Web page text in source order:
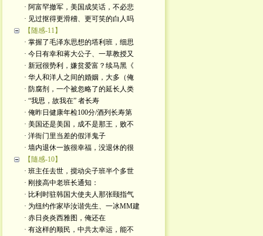
· 阿富罕撤军，美国成笑话，不必悲
· 见过抠得更滑稽、更可笑的白人吗
【随感-11】
· 掌握了毛泽东思想的塔利班，细思
· 今日有幸和蒋大公子、一草教授又
· 新冠很势利，嫌贫爱富？续马黑《
· 华人和洋人之间的婚姻，大多（俺
· 防腐剂，一个被忽略了的延长人类
· “我思，故我在” 者长寿
· 俺昨日健康年检100分/酒列长寿第
· 美国还是美国，成不是那王，败不
· 洋衙门里当差的假洋鬼子
· 墙内退休一族很幸福，没退休的很
【隨感-10】
· 班主任去世，搅动尖子班半个多世
· 刚接高中老班长通知：
· 比利时驻韩国大使夫人那张颐指气
· 为纽约作家毕汝谐先生、一冰MM建
· 赤日炎炎西雅图，俺还在
· 有这样的顺民，中共太幸运，能不